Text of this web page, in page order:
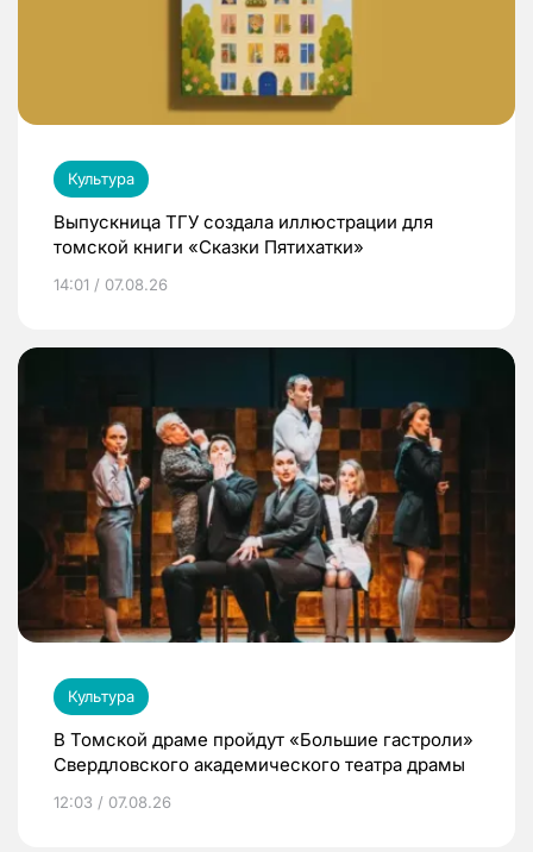
Культура
Выпускница ТГУ создала иллюстрации для
томской книги «Сказки Пятихатки»
14:01 / 07.08.26
Культура
В Томской драме пройдут «Большие гастроли»
Свердловского академического театра драмы
12:03 / 07.08.26